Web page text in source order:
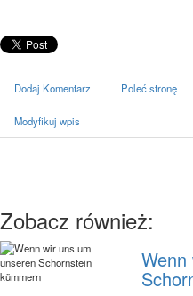
Dodaj Komentarz Poleć stronę
Modyfikuj wpis
Zobacz również: